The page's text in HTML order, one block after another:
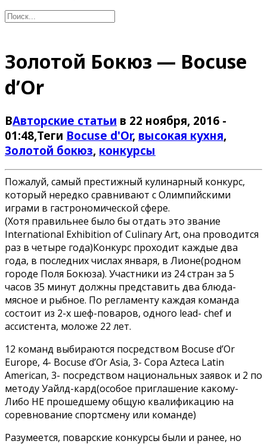
Золотой Бокюз — Bocuse
d’Or
ВАвторские статьи в 22 ноября, 2016 -
01:48,Теги Bocuse d'Or, высокая кухня,
Золотой бокюз, конкурсы
Пожалуй, самый престижный кулинарный конкурс,
который нередко сравнивают с Олимпийскими
играми в гастрономической сфере.
(Хотя правильнее было бы отдать это звание
International Exhibition of Culinary Art, она проводится
раз в четыре года)Конкурс проходит каждые два
года, в последних числах января, в Лионе(родном
городе Поля Бокюза). Участники из 24 стран за 5
часов 35 минут должны представить два блюда-
мясное и рыбное. По регламенту каждая команда
состоит из 2-х шеф-поваров, одного lead- chef и
ассистента, моложе 22 лет.
12 команд выбираются посредством Bocuse d’Or
Europe, 4- Bocuse d’Or Asia, 3- Copa Azteca Latin
American, 3- посредством национальных заявок и 2 по
методу Уайлд-кард(особое приглашение какому-
Либо НЕ прошедшему общую квалификацию на
соревнование спортсмену или команде)
Разумеется, поварские конкурсы были и ранее, но